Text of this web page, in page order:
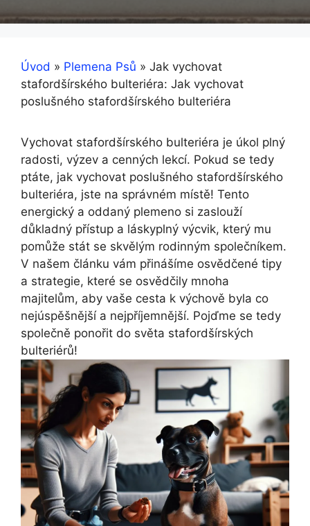
Úvod » Plemena Psů » Jak vychovat
stafordšírského bulteriéra: Jak vychovat
poslušného stafordšírského bulteriéra
Vychovat stafordšírského bulteriéra je úkol plný
radosti, výzev a cenných lekcí. Pokud se tedy
ptáte, jak vychovat poslušného stafordšírského
bulteriéra, jste na správném místě! Tento
energický a oddaný plemeno si zaslouží
důkladný přístup​ a láskyplný výcvik, který mu
pomůže stát se skvělým rodinným společníkem.
⁢V našem ‍článku vám přinášíme osvědčené tipy
a strategie, které se ‍osvědčily ​mnoha
majitelům, aby vaše cesta k výchově byla‍ co
nejúspěšnější a nejpříjemnější.⁤ Pojďme se tedy‌
společně ponořit ⁤do světa stafordšírských
bulteriérů!